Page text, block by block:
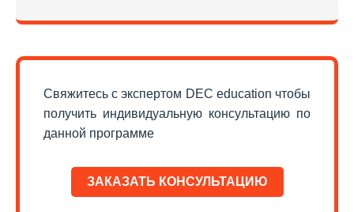
Свяжитесь с экспертом DEC education чтобы
получить индивидуальную консультацию по
данной программе
ЗАКАЗАТЬ КОНСУЛЬТАЦИЮ